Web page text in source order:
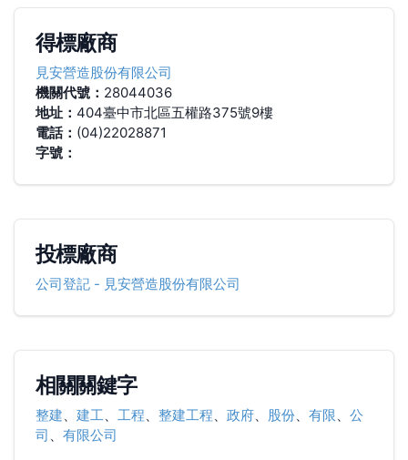
得標廠商
見安營造股份有限公司
機關代號： 28044036
地址： 404臺中市北區五權路375號9樓
電話： (04)22028871
字號：
投標廠商
公司登記- 見安營造股份有限公司
相關關鍵字
整建、 建工、 工程、 整建工程、 政府、 股份、 有限、 公
司 、 有限公司